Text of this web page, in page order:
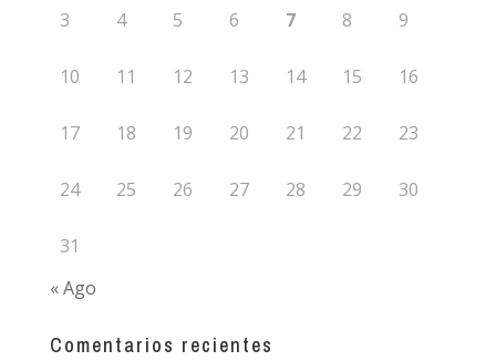
3 4 5 6 7 8 9
10 11 12 13 14 15 16
17 18 19 20 21 22 23
24 25 26 27 28 29 30
31
« Ago
Comentarios recientes